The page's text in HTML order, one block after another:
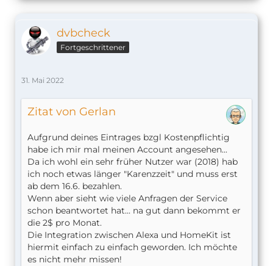
dvbcheck
Fortgeschrittener
31. Mai 2022
Zitat von Gerlan
Aufgrund deines Eintrages bzgl Kostenpflichtig
habe ich mir mal meinen Account angesehen...
Da ich wohl ein sehr früher Nutzer war (2018) hab
ich noch etwas länger "Karenzzeit" und muss erst
ab dem 16.6. bezahlen.
Wenn aber sieht wie viele Anfragen der Service
schon beantwortet hat... na gut dann bekommt er
die 2$ pro Monat.
Die Integration zwischen Alexa und HomeKit ist
hiermit einfach zu einfach geworden. Ich möchte
es nicht mehr missen!